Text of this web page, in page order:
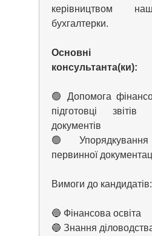
керівництвом
бухгалтерки.
Основні
консультанта(ки):
🟢 Допомога
підготовці
документів
🟢
первинної
Вимоги до кандидатів:
🔵 Фінансова освіта
🔵 Знання